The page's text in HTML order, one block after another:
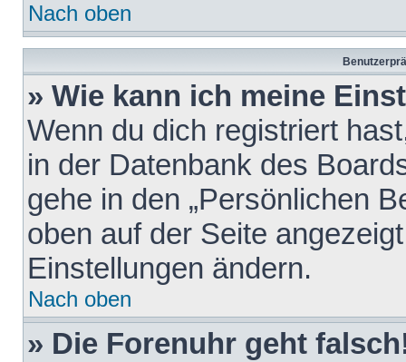
Nach oben
» Wie kann ich meine
Wenn du dich registriert
in der Datenbank des
gehe in den „Persönlichen
oben auf der Seite
Einstellungen ändern.
Nach oben
» Die Forenuhr geht